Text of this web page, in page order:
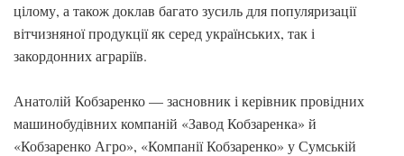
цілому, а також доклав багато зусиль для популяризації
вітчизняної продукції як серед українських, так і
закордонних аграріїв.
Анатолій Кобзаренко — засновник і керівник провідних
машинобудівних компаній «Завод Кобзаренка» й
«Кобзаренко Агро», «Компанії Кобзаренко» у Сумській